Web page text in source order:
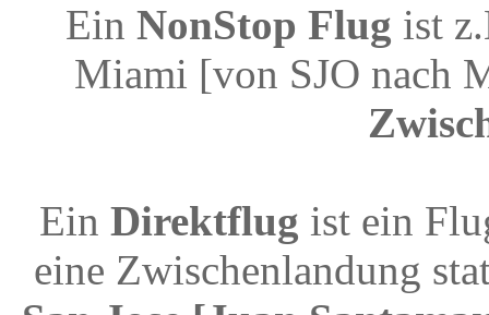
Ein NonStop Flug ist
Miami [von SJO nach
Ein Direktflug ist ein
eine Zwischenlandung